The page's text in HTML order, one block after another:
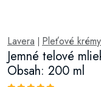
Lavera | Pleťové krémy
Jemné telové
Obsah: 200 ml